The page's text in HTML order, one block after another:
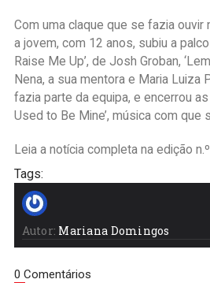
Com uma claque que se fazia ouvir
a jovem, com 12 anos, subiu a
Raise Me Up’, de Josh Groban,
Nena, a sua mentora e Maria Luiza
fazia parte da equipa, e encerrou
Used to Be Mine’, música com que
Leia a notícia completa na edição
Tags:
Autor: Mariana Domingos
0 Comentários